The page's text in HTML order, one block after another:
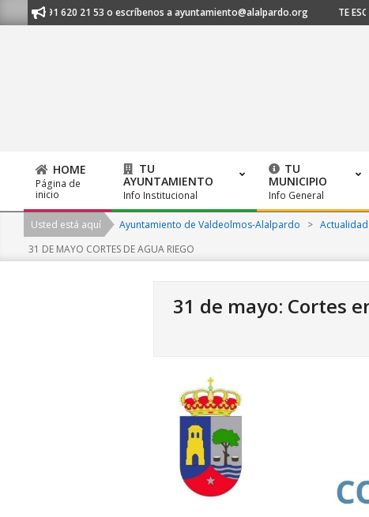
to
al 91 620 21 53 o escríbenos a ayuntamiento@alalpardo.org TE
Primary
Navigation
Menu
HOME
Página de
inicio
TU
AYUNTAMIENTO
Info Institucional
TU
MUNICIPIO
Info General
Usted está aquí Ayuntamiento de Valdeolmos-Alalpardo > Actualidad
31 DE MAYO CORTES DE AGUA RIEGO
31 de mayo: Cortes